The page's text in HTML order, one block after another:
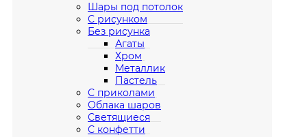
Шары под потолок
С рисунком
Без рисунка
Агаты
Хром
Металлик
Пастель
С приколами
Облака шаров
Светящиеся
С конфетти